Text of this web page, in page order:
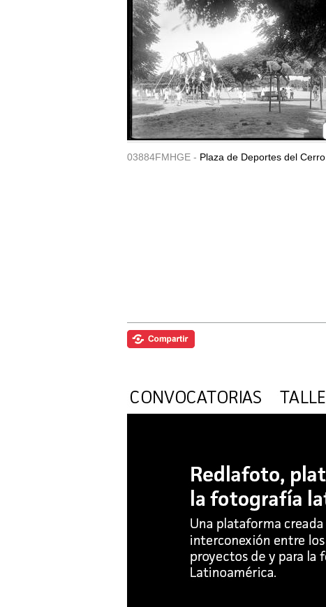
03884FMHGE - Plaza de Deportes del Cerro.